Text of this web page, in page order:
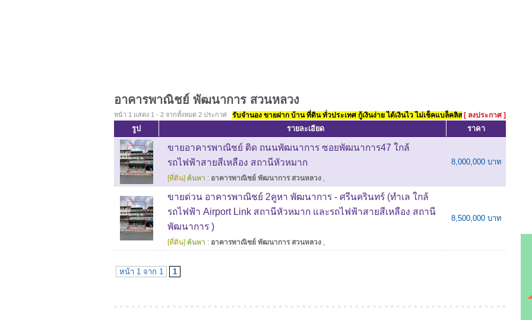
อาคารพาณิชย์ พัฒนาการ สวนหลวง
หน้า 1 แสดง 1 - 2 จากทั้งหมด 2 ประกาศ รับจำนอง ขายฝาก บ้าน ที่ดิน ทั่วประเทศ กู้เงินง่าย ได้เงินไว ไม่เช็คแบล็คลิส [ ลงประกาศ ]
รูป รายละเอียด ราคา
ขายอาคารพาณิชย์ ติด ถนนพัฒนาการ ซอยพัฒนาการ47 ใกล้
รถไฟฟ้าสายสีเหลือง สถานีหัวหมาก
[ที่ดิน] ค้นหา : อาคารพาณิชย์ พัฒนาการ สวนหลวง ,
8,000,000 บาท
ขายด่วน อาคารพาณิชย์ 2คูหา พัฒนาการ - ศรีนครินทร์ (ทำเล ใกล้
รถไฟฟ้า Airport Link สถานีหัวหมาก และรถไฟฟ้าสายสีเหลือง สถานี
พัฒนาการ )
[ที่ดิน] ค้นหา : อาคารพาณิชย์ พัฒนาการ สวนหลวง ,
8,500,000 บาท
หน้า 1 จาก 1 1